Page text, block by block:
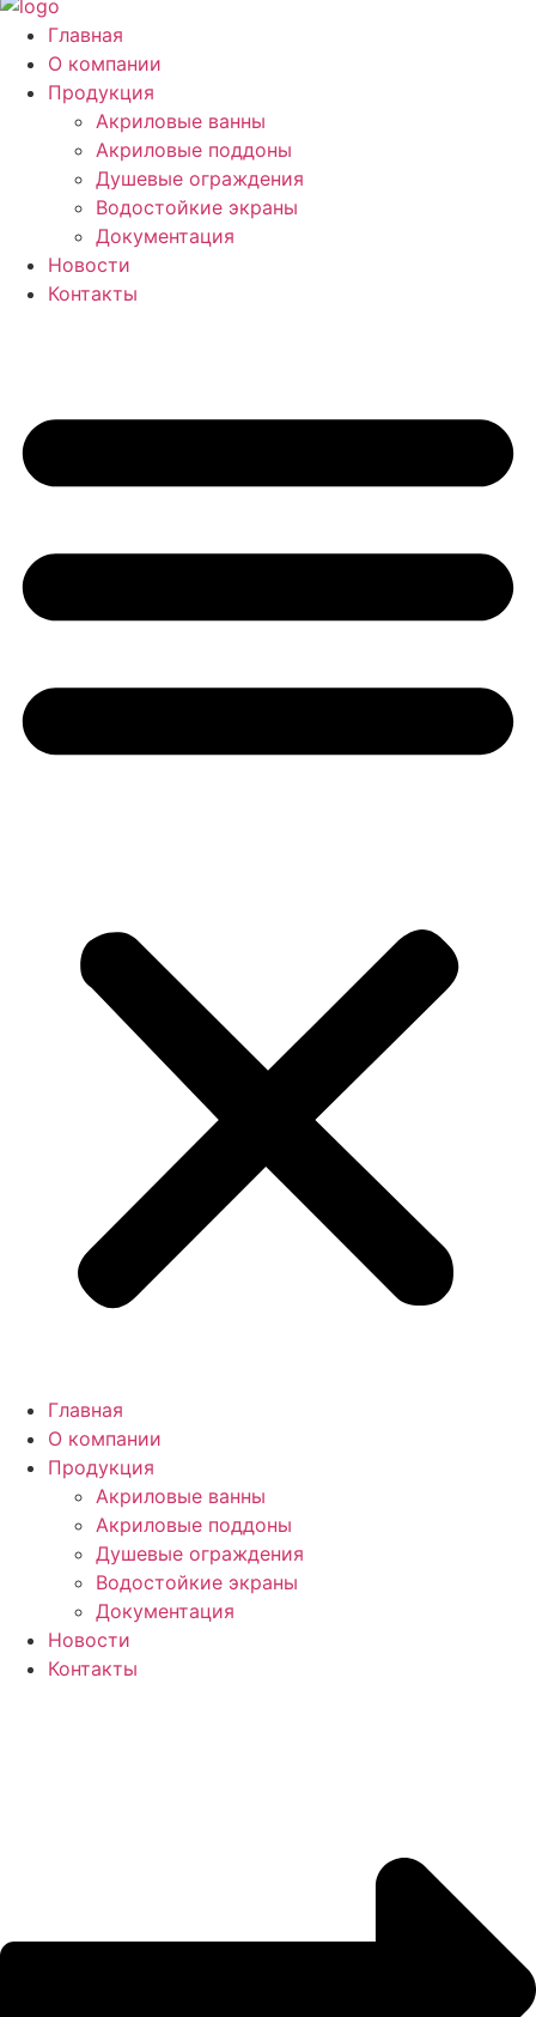
Главная
О компании
Продукция
Акриловые ванны
Акриловые поддоны
Душевые ограждения
Водостойкие экраны
Документация
Новости
Контакты
Главная
О компании
Продукция
Акриловые ванны
Акриловые поддоны
Душевые ограждения
Водостойкие экраны
Документация
Новости
Контакты